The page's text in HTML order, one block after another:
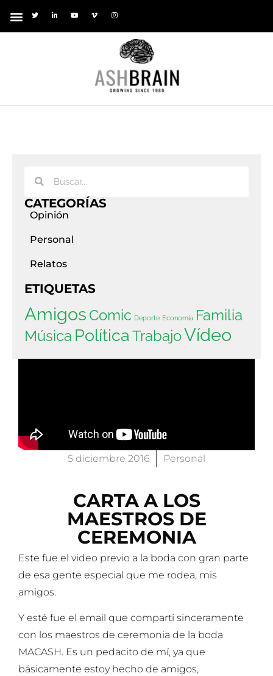
5 diciembre 2016 Personal
CARTA A LOS
MAESTROS DE
CEREMONIA
Este fue el video previo a la boda con gran parte
de esa gente especial que me rodea, mis
amigos.
Y esté fue el email que compartí sinceramente
con los maestros de ceremonia de la boda
MACASH. Es un pedacito de mí, ya que
básicamente estoy hecho de amigos,
CATEGORÍAS
Opinión
Personal
Relatos
ETIQUETAS
Amigos Comic Deporte Economía Familia
Música PolíticaTrabajoVídeo